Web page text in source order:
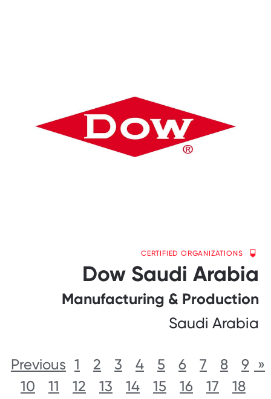
CERTIFIED ORGANIZATIONS
Dow Saudi Arabia
Manufacturing & Production
Saudi Arabia
« Previous
1 2 3 4 5 6 7 8
9
10
11 12 13 14 15 16 17
18